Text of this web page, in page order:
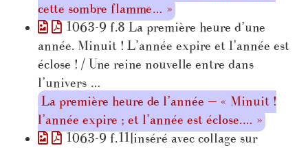
cette sombre flamme… »
1063-9 f.8 La première heure d’une
année. Minuit ! L’année expire et l’année est
éclose ! / Une reine nouvelle entre dans
l’univers …
La première heure de l’année — « Minuit !
l’année expire ; et l’année est éclose.… »
1063-9 f.11[inséré avec collage sur